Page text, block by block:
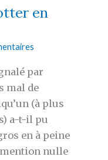
en
par
mal de
(à plus
a-t-il pu
en à peine
mention nulle